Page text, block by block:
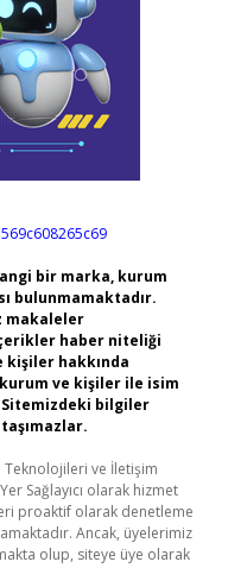
bir marka, kurum
bulunmamaktadır.
makaleler
haber niteliği
kişiler hakkında
ve kişiler ile isim
bilgiler
Teknolojileri ve İletişim
Sağlayıcı olarak hizmet
proaktif olarak denetleme
Ancak, üyelerimiz
olup, siteye üye olarak